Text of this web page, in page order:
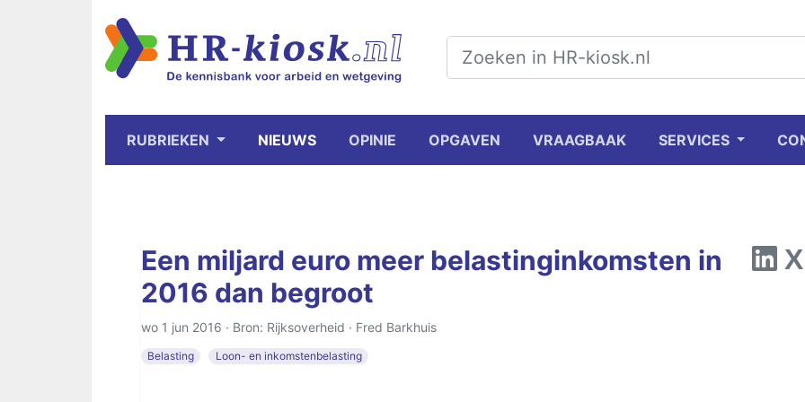
RUBRIEKEN NIEUWS OPINIE OPGAVEN VRAAGBAAK SERVICES
Een miljard euro meer belastinginkomsten in
2016 dan begroot
wo 1 jun 2016 · Bron: Rijksoverheid · Fred Barkhuis
Belasting Loon- en inkomstenbelasting